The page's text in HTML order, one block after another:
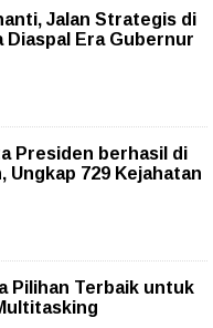
Jalan Strategis di
Diaspal Era Gubernur
Presiden berhasil di
Ungkap 729 Kejahatan
Pilihan Terbaik untuk